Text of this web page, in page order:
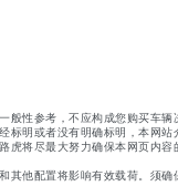
般性参考，不应构成您购买车
标明或者没有明确标明，本网
虎将尽最大努力确保本网页内
他配置将影响有效载荷。须